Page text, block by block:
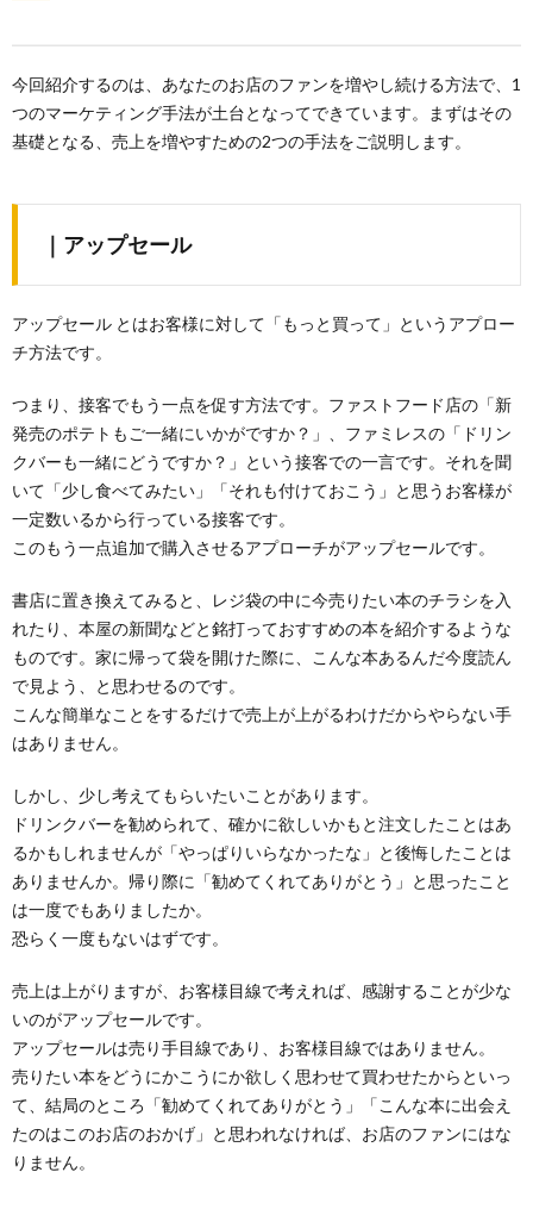
今回紹介するのは、あなたのお店のファンを増やし続ける方法で、1
つのマーケティング手法が土台となってできています。まずはその
基礎となる、売上を増やすための2つの手法をご説明します。
｜アップセール
アップセール とはお客様に対して「もっと買って」というアプロー
チ方法です。
つまり、接客でもう一点を促す方法です。ファストフード店の「新
発売のポテトもご一緒にいかがですか？」、ファミレスの「ドリン
クバーも一緒にどうですか？」という接客での一言です。それを聞
いて「少し食べてみたい」「それも付けておこう」と思うお客様が
一定数いるから行っている接客です。
このもう一点追加で購入させるアプローチがアップセールです。
書店に置き換えてみると、レジ袋の中に今売りたい本のチラシを入
れたり、本屋の新聞などと銘打っておすすめの本を紹介するような
ものです。家に帰って袋を開けた際に、こんな本あるんだ今度読ん
で見よう、と思わせるのです。
こんな簡単なことをするだけで売上が上がるわけだからやらない手
はありません。
しかし、少し考えてもらいたいことがあります。
ドリンクバーを勧められて、確かに欲しいかもと注文したことはあ
るかもしれませんが「やっぱりいらなかったな」と後悔したことは
ありませんか。帰り際に「勧めてくれてありがとう」と思ったこと
は一度でもありましたか。
恐らく一度もないはずです。
売上は上がりますが、お客様目線で考えれば、感謝することが少な
いのがアップセールです。
アップセールは売り手目線であり、お客様目線ではありません。
売りたい本をどうにかこうにか欲しく思わせて買わせたからといっ
て、結局のところ「勧めてくれてありがとう」「こんな本に出会え
たのはこのお店のおかげ」と思われなければ、お店のファンにはな
りません。